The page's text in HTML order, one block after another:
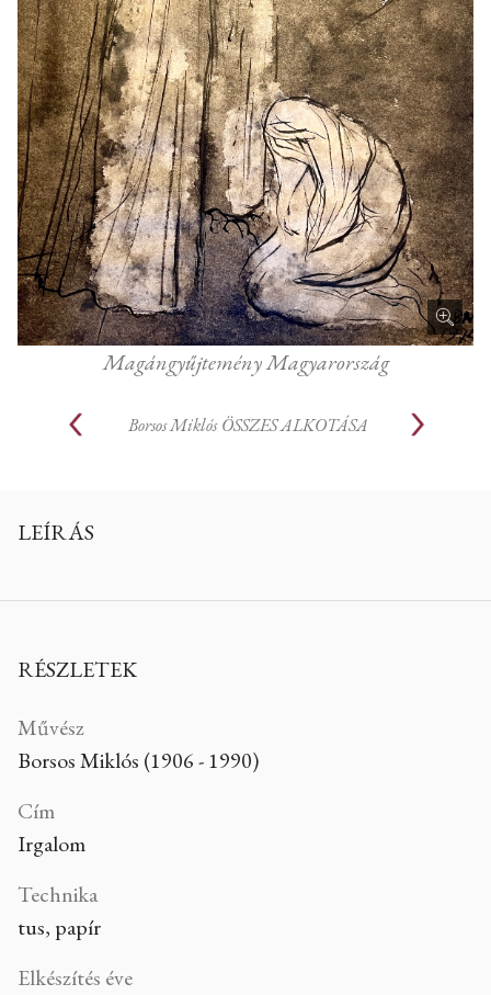
Magángyűjtemény Magyarország
Borsos Miklós ÖSSZES ALKOTÁSA
LEÍRÁS
RÉSZLETEK
Művész
Borsos Miklós (1906 - 1990)
Cím
Irgalom
Technika
tus, papír
Elkészítés éve